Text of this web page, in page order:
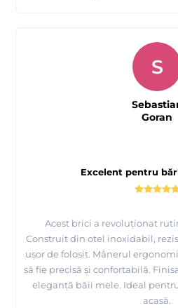
Excelent pentru
Acest brici a revoluționat
Construit din otel inoxidabil,
ușor de folosit. Mânerul
să fie precisă și confortabilă.
eleganță băii mele. Ideal
acasă.
S
Goran